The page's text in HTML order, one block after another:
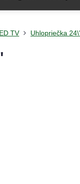
TV Uhlopriečka